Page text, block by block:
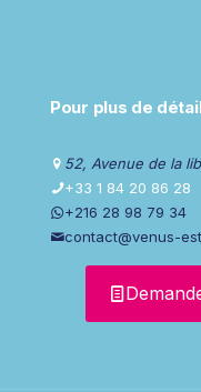
Pour plus de
52, Avenue de la
+33 1 84 20 86 28
+216 28 98 79 34
contact@venus-